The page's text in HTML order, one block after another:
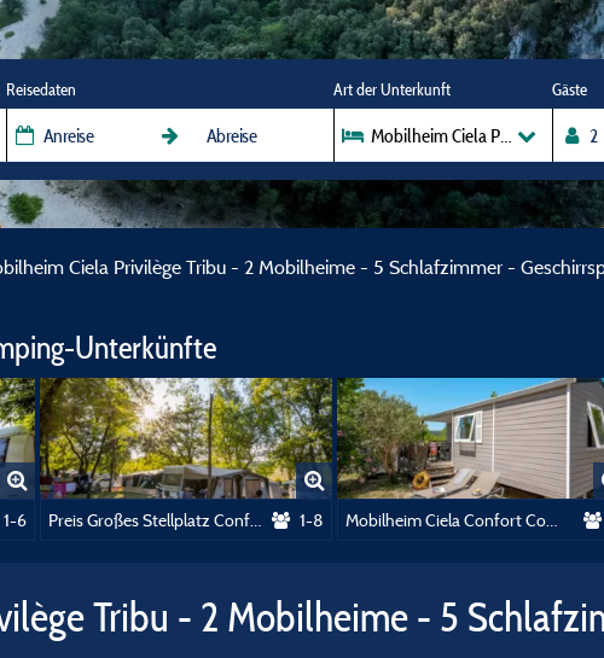
Reisedaten Art der Unterkunft
Mobilheim Ciela Privilège Tribu
Gäste
Ciela Privilège Tribu - 2 Mobilheime - 5 Schlafzimmer -
Unterkünfte
1-6 Preis Großes Stellplatz Confort 120m² 1-8 Mobilheim Ciela Confort Compact - 2 Schlafzimmer
Tribu - 2 Mobilheime - 5